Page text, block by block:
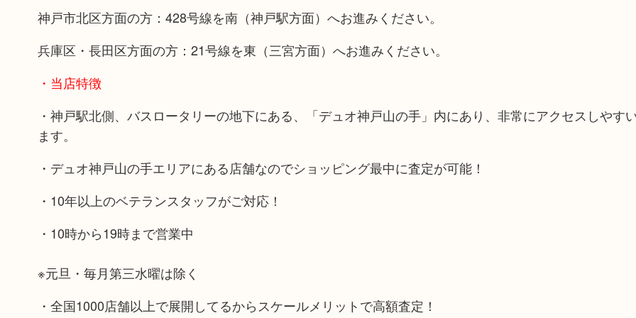
神戸市北区方面の方：428号線を南（神戸駅方面）へお進みください。
兵庫区・長田区方面の方：21号線を東（三宮方面）へお進みください。
・当店特徴
・神戸駅北側、バスロータリーの地下にある、「デュオ神戸山の手」内にあり、非常にアクセスしやす
ます。
・デュオ神戸山の手エリアにある店舗なのでショッピング最中に査定が可能！
・10年以上のベテランスタッフがご対応！
・10時から19時まで営業中
※元旦・毎月第三水曜は除く
・全国1000店舗以上で展開してるからスケールメリットで高額査定！